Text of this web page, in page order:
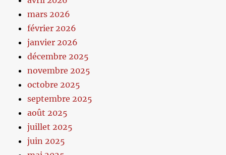
mars 2026
février 2026
janvier 2026
décembre 2025
novembre 2025
octobre 2025
septembre 2025
août 2025
juillet 2025
juin 2025